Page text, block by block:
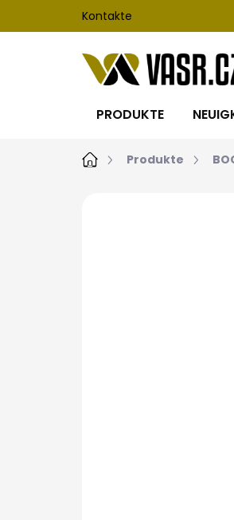
springen
Kontakte
PRODUKTE
Startseite
Produkte